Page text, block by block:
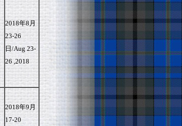
2018年8月
23-26
日/Aug 23-
26 ,2018
2018年9月
17-20